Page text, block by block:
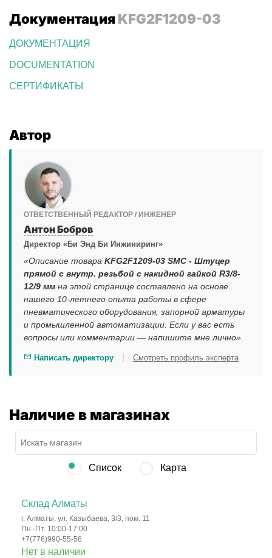
Документация KFG2F1209-03
ДОКУМЕНТАЦИЯ
DOCUMENTATION
СЕРТИФИКАТЫ
Автор
ОТВЕТСТВЕННЫЙ РЕДАКТОР / ИНЖЕНЕР
Антон Бобров
Директор «Би Энд Би Инжиниринг»
«Описание товара KFG2F1209-03 SMC - Штуцер
прямой с внутр. резьбой с накидной гайкой R3/8-
12/9 мм на этой странице составлено на основе
нашего 10-летнего опыта работы в сфере
пневматического оборудования, запорной арматуры
и промышленной автоматизации. Если у вас есть
вопросы или комментарии — напишите мне лично».
Написать директору Смотреть профиль эксперта
Наличие в магазинах
Список Карта
Склад Алматы
г. Алматы, ул. Казыбаева, 3/3, пом. 11
Пн.-Пт. 10:00-17:00
+7(776)990-55-56
Нет в наличии